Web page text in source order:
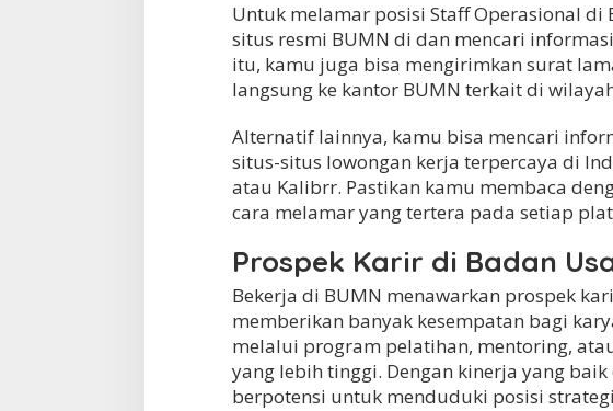
Untuk melamar posisi Staff Operasional
situs resmi BUMN di dan mencari
itu, kamu juga bisa mengirimkan surat
langsung ke kantor BUMN terkait di
Alternatif lainnya, kamu bisa mencari
situs-situs lowongan kerja terpercaya di
atau Kalibrr. Pastikan kamu membaca
cara melamar yang tertera pada setiap
Prospek Karir di Badan
Bekerja di BUMN menawarkan prospek
memberikan banyak kesempatan bagi
melalui program pelatihan, mentoring,
yang lebih tinggi. Dengan kinerja yang
berpotensi untuk menduduki posisi